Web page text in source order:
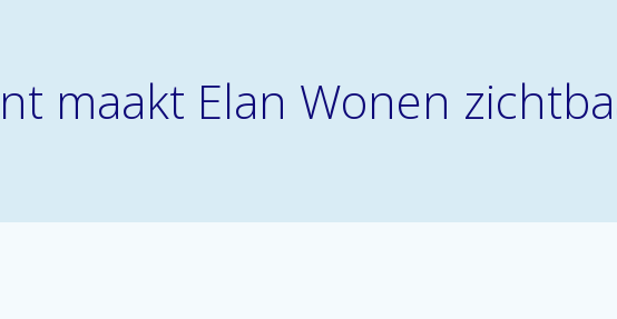
maakt Elan Wonen